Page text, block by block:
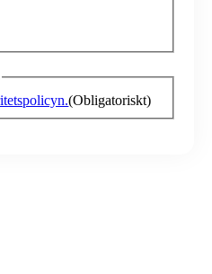
(Obligatoriskt)